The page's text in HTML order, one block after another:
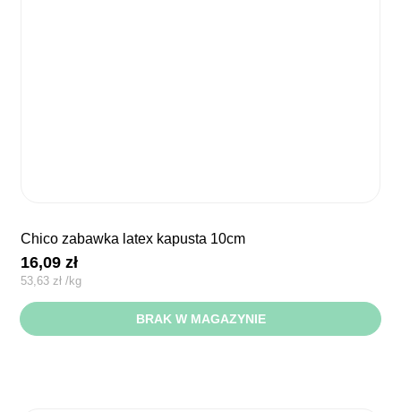
chico zabawka latex kapusta 10cm
16,09zł
53,63 zł /kg
BRAK W MAGAZYNIE